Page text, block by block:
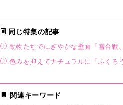
同じ特集の記事
動物たちでにぎやかな壁面「雪合戦
色みを抑えてナチュラルに「ふくろ
関連キーワード